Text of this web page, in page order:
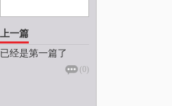
上一篇
已经是第一篇了
(0)